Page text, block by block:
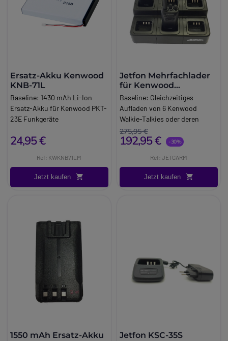
Ersatz-Akku Kenwood
KNB-71L
Baseline: 1430 mAh Li-Ion
Ersatz-Akku für Kenwood PKT-
23E Funkgeräte
24,95 €
Ref: KWKNB71LM
Jetzt kaufen
Jetfon Mehrfachlader
für Kenwood
Funkgeräte
Baseline: Gleichzeitiges
Aufladen von 6 Kenwood
Walkie-Talkies oder deren
Batterien
Brand:Jetfon
Jetfon Mehrfachlader für
Kenwood Funkgeräte
Mit dem Jetfon Mehrfachlader
275,95 €
192,95 € -30%
Ref: JETCARM
Jetzt kaufen
1550 mAh Ersatz-Akku
Jetfon KSC-35S